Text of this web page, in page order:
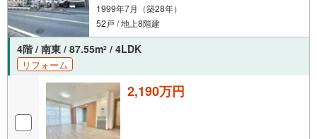
1999年7月（築28年）
52戸 / 地上8階建
4階 / 南東 / 87.55m2 / 4LDK
リフォーム
2,190万円